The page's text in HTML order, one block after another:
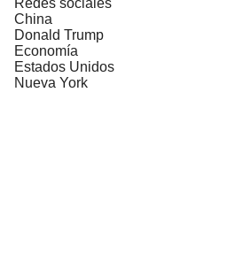
China
Donald Trump
Economía
Estados Unidos
Nueva York